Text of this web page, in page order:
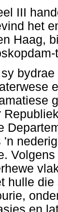
III
het
Haag,
'n
hulle